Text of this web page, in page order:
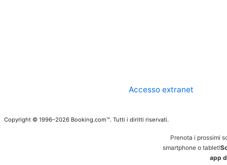
Accesso extranet
Copyright © 1996–2026 Booking.com™. Tutti i diritti riservati.
Prenota i prossimi
smartphone o tablet!
app